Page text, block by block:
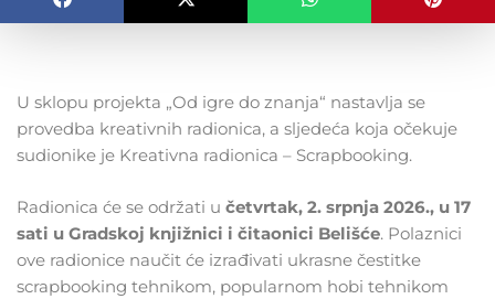
U sklopu projekta „Od igre do znanja“ nastavlja se
provedba kreativnih radionica, a sljedeća koja očekuje
sudionike je Kreativna radionica – Scrapbooking.
Radionica će se održati u četvrtak, 2. srpnja 2026., u 17
sati u Gradskoj knjižnici i čitaonici Belišće. Polaznici
ove radionice naučit će izrađivati ukrasne čestitke
scrapbooking tehnikom, popularnom hobi tehnikom